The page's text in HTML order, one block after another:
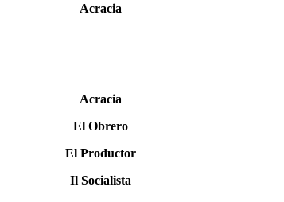
Acracia
Acracia
El Obrero
El Productor
Il Socialista